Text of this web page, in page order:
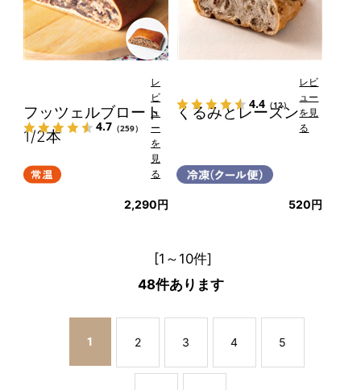
フッツェルブロート
1/2本
4.7 （259）
レ
ビ
ュ
ー
を
見
る
2,290円
くるみとレーズン
4.4 （12）
レビ
ュー
を見
る
520円
[1～10件]
48件あります
1 2 3 4 5